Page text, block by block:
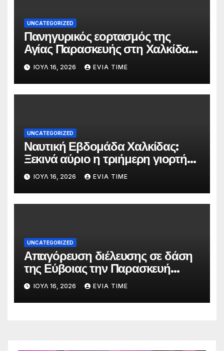
UNCATEGORIZED
Πανηγυρικός εορτασμός της
Αγίας Παρασκευής στη Χαλκίδα
τις 25 και 26 Ιουλίου
ΙΟΎΛ 16, 2026 EVIA TIME
UNCATEGORIZED
Ναυτική Εβδομάδα Χαλκίδας:
Ξεκινά αύριο η τριήμερη γιορτή
στο όνομα της Αγίας Παρασκευής
ΙΟΎΛ 16, 2026 EVIA TIME
UNCATEGORIZED
Απαγόρευση διέλευσης σε δάση
της Εύβοιας την Παρασκευή
λόγω πολύ υψηλού κινδύνου
πυρκαγιάς
ΙΟΎΛ 16, 2026 EVIA TIME